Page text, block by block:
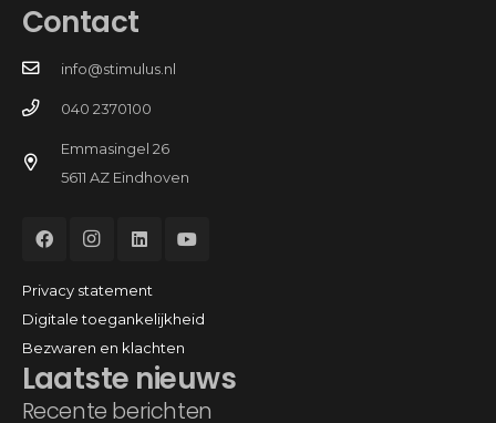
Laatste nieuws
Recente berichten
Contact
info@stimulus.nl
040 2370100
Emmasingel 26
5611 AZ Eindhoven
Privacy statement
Digitale toegankelijkheid
Bezwaren en klachten